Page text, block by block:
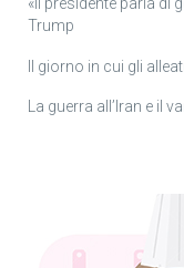
Trump
Il giorno in cui gli
La guerra all’Iran e il